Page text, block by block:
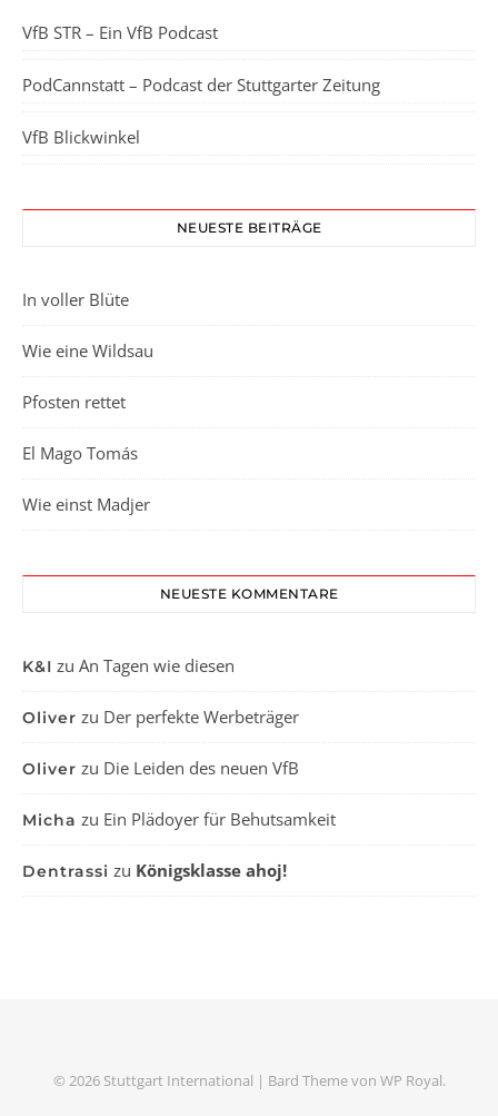
VfB STR – Ein VfB Podcast
PodCannstatt – Podcast der Stuttgarter Zeitung
VfB Blickwinkel
NEUESTE BEITRÄGE
In voller Blüte
Wie eine Wildsau
Pfosten rettet
El Mago Tomás
Wie einst Madjer
NEUESTE KOMMENTARE
K&I zu An Tagen wie diesen
Oliver zu Der perfekte Werbeträger
Oliver zu Die Leiden des neuen VfB
Micha zu Ein Plädoyer für Behutsamkeit
Dentrassi zu Königsklasse ahoj!
© 2026 Stuttgart International | Bard Theme von WP Royal.